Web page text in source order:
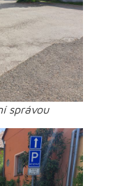
správou